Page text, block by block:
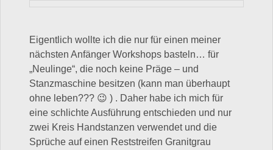
Eigentlich wollte ich die nur für einen meiner
nächsten Anfänger Workshops basteln… für
„Neulinge“, die noch keine Präge – und
Stanzmaschine besitzen (kann man überhaupt
ohne leben??? 😉 ) . Daher habe ich mich für
eine schlichte Ausführung entschieden und nur
zwei Kreis Handstanzen verwendet und die
Sprüche auf einen Reststreifen Granitgrau